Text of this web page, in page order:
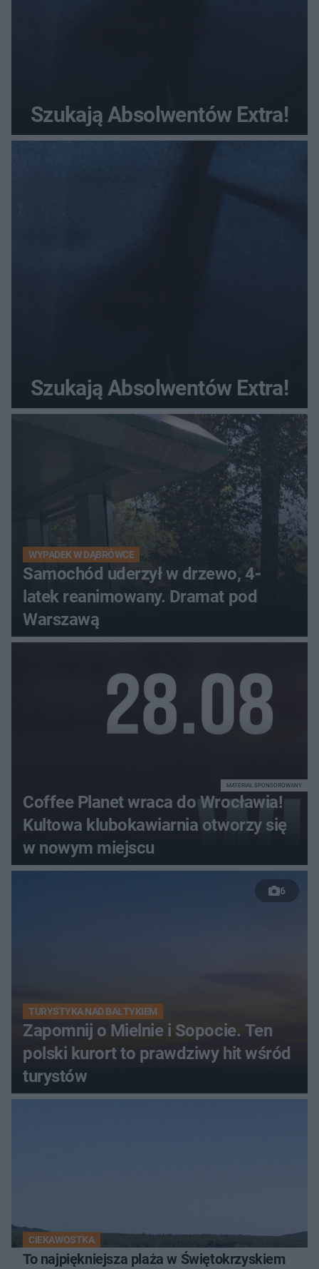
Szukają Absolwentów Extra!
Szukają Absolwentów Extra!
WYPADEK W DĄBRÓWCE
Samochód uderzył w drzewo, 4-
latek reanimowany. Dramat pod
Warszawą
Coffee Planet wraca do Wrocławia!
Kultowa klubokawiarnia otworzy się
w nowym miejscu
MATERIAŁ SPONSOROWANY
6
TURYSTYKA NAD BAŁTYKIEM
Zapomnij o Mielnie i Sopocie. Ten
polski kurort to prawdziwy hit wśród
turystów
CIEKAWOSTKA
To najpiękniejsza plaża w Świętokrzyskiem